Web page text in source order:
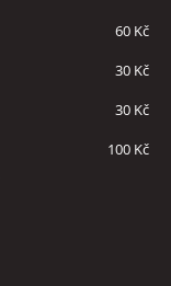
60 Kč
30 Kč
30 Kč
100 Kč